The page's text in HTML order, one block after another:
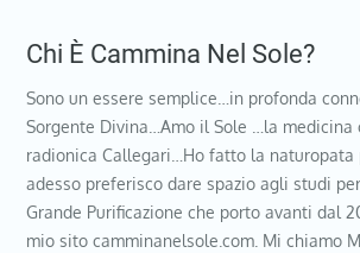
Chi È Cammina Nel Sole?
Sono un essere semplice…in profonda
Sorgente Divina…Amo il Sole …la medicina
radionica Callegari…Ho fatto la naturopata
adesso preferisco dare spazio agli studi
Grande Purificazione che porto avanti dal
mio sito camminanelsole.com. Mi chiamo